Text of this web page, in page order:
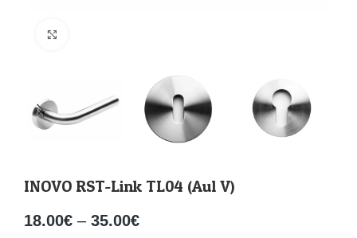
INOVO RST-Link TL04 (Aul V)
18.00€ – 35.00€